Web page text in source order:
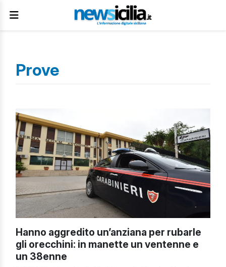
Prove
Hanno aggredito un’anziana per rubarle
gli orecchini: in manette un ventenne e
un 38enne